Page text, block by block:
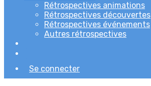
Rétrospectives animations
Rétrospectives découvertes
Rétrospectives événements
Autres rétrospectives
Se connecter